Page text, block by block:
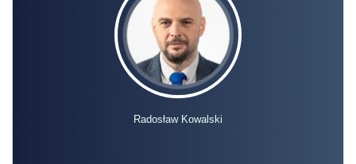
Radosław Kowalski